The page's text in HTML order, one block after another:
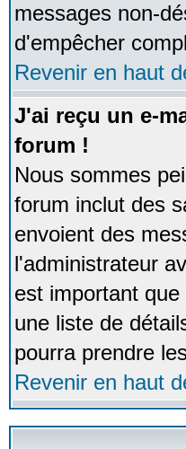
messages non-
d'empêcher
Revenir en haut
J'ai reçu un e-
forum !
Nous sommes
forum inclut des
envoient des
l'administrateur
est important
une liste de
pourra prendre
Revenir en haut